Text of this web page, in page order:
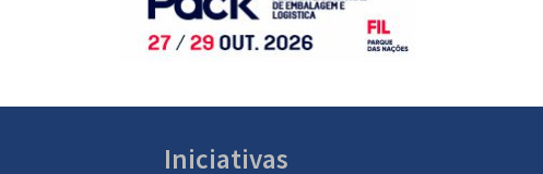
Iniciativas